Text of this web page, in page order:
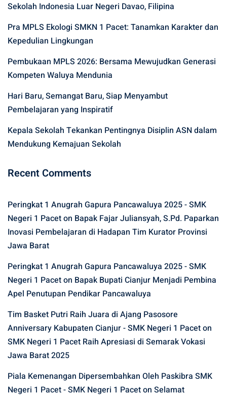
Sekolah Indonesia Luar Negeri Davao, Filipina
Pra MPLS Ekologi SMKN 1 Pacet: Tanamkan Karakter dan
Kepedulian Lingkungan
Pembukaan MPLS 2026: Bersama Mewujudkan Generasi
Kompeten Waluya Mendunia
Hari Baru, Semangat Baru, Siap Menyambut
Pembelajaran yang Inspiratif
Kepala Sekolah Tekankan Pentingnya Disiplin ASN dalam
Mendukung Kemajuan Sekolah
Recent Comments
Peringkat 1 Anugrah Gapura Pancawaluya 2025 - SMK
Negeri 1 Paceton Bapak Fajar Juliansyah, S.Pd. Paparkan
Inovasi Pembelajaran di Hadapan Tim Kurator Provinsi
Jawa Barat
Peringkat 1 Anugrah Gapura Pancawaluya 2025 - SMK
Negeri 1 Paceton Bapak Bupati Cianjur Menjadi Pembina
Apel Penutupan Pendikar Pancawaluya
Tim Basket Putri Raih Juara di Ajang Pasosore
Anniversary Kabupaten Cianjur - SMK Negeri 1 Paceton
SMK Negeri 1 Pacet Raih Apresiasi di Semarak Vokasi
Jawa Barat 2025
Piala Kemenangan Dipersembahkan Oleh Paskibra SMK
Negeri 1 Pacet - SMK Negeri 1 Paceton Selamat